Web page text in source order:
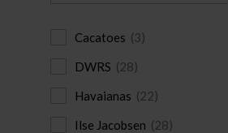
Cacatoes (3)
DWRS (28)
Havaianas (22)
Ilse Jacobsen (28)